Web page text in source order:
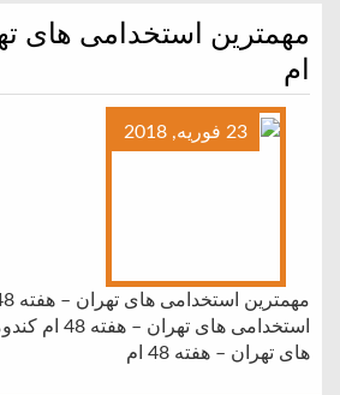
ام
23 فوریه, 2018
استخدامی های
های تهران – هفته 48 ام